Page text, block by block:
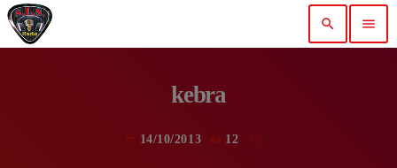
search menu
kebra
14/10/2013 12